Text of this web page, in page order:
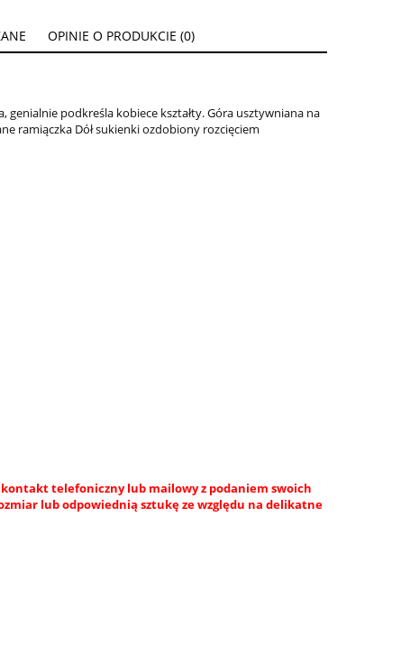
OPINIE O PRODUKCIE (0)
podkreśla kobiece kształty. Góra usztywniana na
ramiączka Dół sukienki ozdobiony rozcięciem
telefoniczny lub mailowy z podaniem swoich
lub odpowiednią sztukę ze względu na delikatne